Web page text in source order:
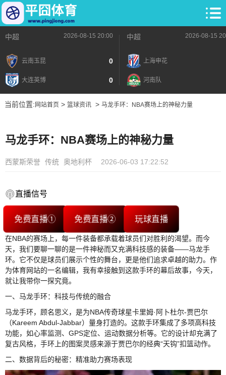
中超 2026-08-15 20:00
云南玉昆 0
大连英博 0
中超 2026-08-15
上海申花
河南队
当前位置: 网站首页> 篮球资讯> 马龙手环：NBA赛场上的神秘力量
马龙手环：NBA赛场上的神秘力量
西蒙斯荣誉 传统 奥地利杯 2026-06-03 17:22:52
直播信号
免费直播① 免费直播② 玩球直播
在NBA的赛场上，每一件装备都承载着球员们对胜利的渴望。而今
天，我们要聊一聊的是一件神秘而又充满科技感的装备——马龙手
环。它不仅是球员们展示个性的舞台，更是他们追求卓越的助力。作
为体育网站的一名编辑，我有幸接触到这款手环的幕后故事，今天，
就让我带你一探究竟。
一、马龙手环：科技与传统的融合
马龙手环，顾名思义，是为NBA传奇球星卡里姆·阿卜杜尔-贾巴尔
（Kareem Abdul-Jabbar）量身打造的。这款手环集成了多项高科技
功能，如心率监测、GPS定位、运动数据分析等。它的设计却充满了
复古风格，手环上的图案灵感来源于贾巴尔的经典“天钩”扣篮动作。
二、数据背后的秘密：精准助力赛场表现